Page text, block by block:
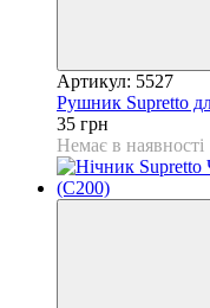
Артикул: 5527
Рушник Supretto
35 грн
Немає в наявності